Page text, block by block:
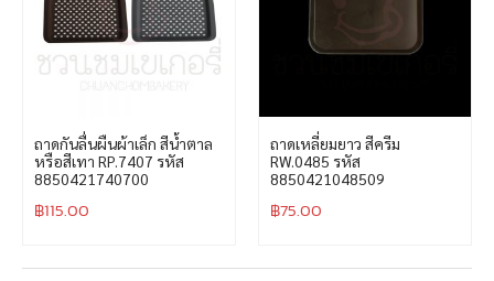
ถาดกันลื่นผืนผ้าเล็ก สีน้ำตาล
หรือสีเทา RP.7407 รหัส
8850421740700
฿115.00
ถาดเหลี่ยมยาว สีครีม
RW.0485 รหัส
8850421048509
฿75.00